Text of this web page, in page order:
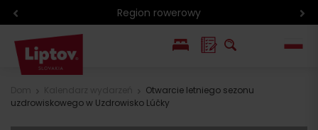
Region rowerowy
Otwarcie letniego sezonu
uzdrowiskowego w Uzdrowisko Lúčky